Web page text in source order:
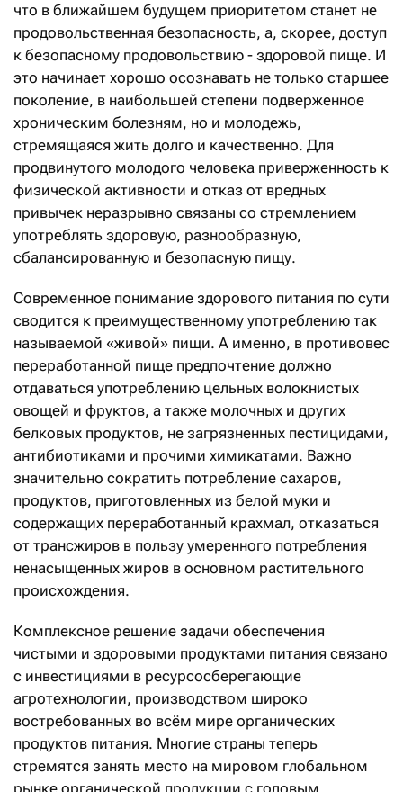
что в ближайшем будущем приоритетом станет не
продовольственная безопасность, а, скорее, доступ
к безопасному продовольствию - здоровой пище. И
это начинает хорошо осознавать не только старшее
поколение, в наибольшей степени подверженное
хроническим болезням, но и молодежь,
стремящаяся жить долго и качественно. Для
продвинутого молодого человека приверженность к
физической активности и отказ от вредных
привычек неразрывно связаны со стремлением
употреблять здоровую, разнообразную,
сбалансированную и безопасную пищу.
Современное понимание здорового питания по сути
сводится к преимущественному употреблению так
называемой «живой» пищи. А именно, в противовес
переработанной пище предпочтение должно
отдаваться употреблению цельных волокнистых
овощей и фруктов, а также молочных и других
белковых продуктов, не загрязненных пестицидами,
антибиотиками и прочими химикатами. Важно
значительно сократить потребление сахаров,
продуктов, приготовленных из белой муки и
содержащих переработанный крахмал, отказаться
от трансжиров в пользу умеренного потребления
ненасыщенных жиров в основном растительного
происхождения.
Комплексное решение задачи обеспечения
чистыми и здоровыми продуктами питания связано
с инвестициями в ресурсосберегающие
агротехнологии, производством широко
востребованных во всём мире органических
продуктов питания. Многие страны теперь
стремятся занять место на мировом глобальном